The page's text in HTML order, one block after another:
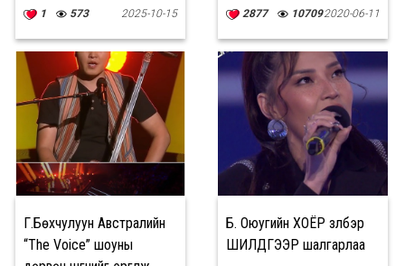
хөтөлбөр
1 573 2025-10-15 2877 107092020-06-11
Г.Бөхчулуун Австралийн
“The Voice” шоуны
Б. Оюугийн ХОЁР үзүүлбэр
ШИЛДГЭЭР шалгарлаа